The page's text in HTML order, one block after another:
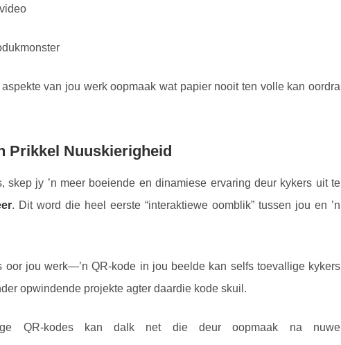
aspekte van jou werk oopmaak wat papier nooit ten volle kan oordra
Prikkel Nuuskierigheid
skep jy ’n meer boeiende en dinamiese ervaring deur kykers uit te
. Dit word die heel eerste “interaktiewe oomblik” tussen jou en ’n
jou werk—’n QR-kode in jou beelde kan selfs toevallige kykers
opwindende projekte agter daardie kode skuil.
QR-kodes kan dalk net die deur oopmaak na nuwe